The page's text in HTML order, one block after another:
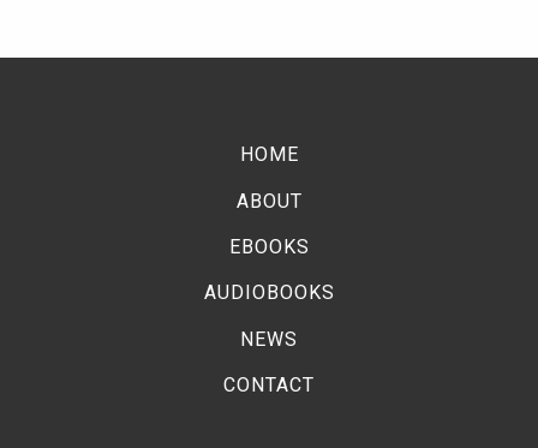
HOME
ABOUT
EBOOKS
AUDIOBOOKS
NEWS
CONTACT